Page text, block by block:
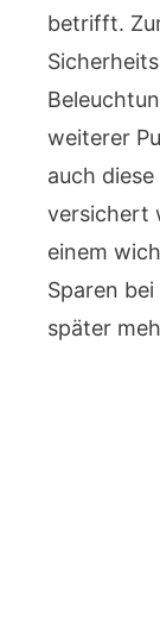
betrifft.
weiterer
auch
versichert
einem
Sparen
später